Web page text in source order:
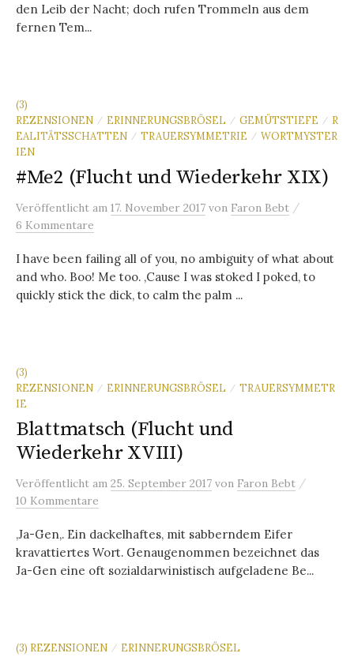
den Leib der Nacht; doch rufen Trommeln aus dem
fernen Tem...
(3)
REZENSIONEN / ERINNERUNGSBRÖSEL / GEMÜTSTIEFE / R
EALITÄTSSCHATTEN / TRAUERSYMMETRIE / WORTMYSTER
IEN
#Me2 (Flucht und Wiederkehr XIX)
Veröffentlicht am 17. November 2017 von Faron Bebt /
6 Kommentare
I have been failing all of you, no ambiguity of what about
and who. Boo! Me too. ‚Cause I was stoked I poked, to
quickly stick the dick, to calm the palm ...
(3)
REZENSIONEN / ERINNERUNGSBRÖSEL / TRAUERSYMMETR
IE
Blattmatsch (Flucht und
Wiederkehr XVIII)
Veröffentlicht am 25. September 2017 von Faron Bebt /
10 Kommentare
‚Ja-Gen‚. Ein dackelhaftes, mit sabberndem Eifer
kravattiertes Wort. Genaugenommen bezeichnet das
Ja-Gen eine oft sozialdarwinistisch aufgeladene Be...
(3) REZENSIONEN / ERINNERUNGSBRÖSEL